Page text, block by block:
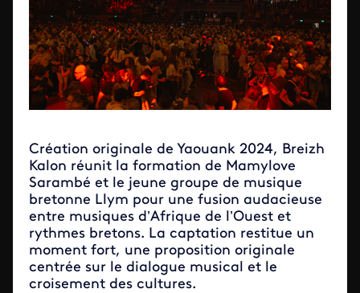
Création originale de Yaouank 2024, Breizh
Kalon réunit la formation de Mamylove
Sarambé et le jeune groupe de musique
bretonne Llym pour une fusion audacieuse
entre musiques d’Afrique de l’Ouest et
rythmes bretons. La captation restitue un
moment fort, une proposition originale
centrée sur le dialogue musical et le
croisement des cultures.